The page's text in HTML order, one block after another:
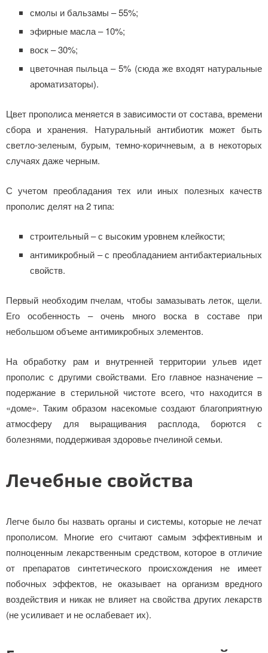
смолы и бальзамы – 55%;
эфирные масла – 10%;
воск – 30%;
цветочная пыльца – 5% (сюда же входят натуральные
ароматизаторы).
Цвет прополиса меняется в зависимости от состава, времени
сбора и хранения. Натуральный антибиотик может быть
светло-зеленым, бурым, темно-коричневым, а в некоторых
случаях даже черным.
С учетом преобладания тех или иных полезных качеств
прополис делят на 2 типа:
строительный – с высоким уровнем клейкости;
антимикробный – с преобладанием антибактериальных
свойств.
Первый необходим пчелам, чтобы замазывать леток, щели.
Его особенность – очень много воска в составе при
небольшом объеме антимикробных элементов.
На обработку рам и внутренней территории ульев идет
прополис с другими свойствами. Его главное назначение –
подержание в стерильной чистоте всего, что находится в
«доме». Таким образом насекомые создают благоприятную
атмосферу для выращивания расплода, борются с
болезнями, поддерживая здоровье пчелиной семьи.
Лечебные свойства
Легче было бы назвать органы и системы, которые не лечат
прополисом. Многие его считают самым эффективным и
полноценным лекарственным средством, которое в отличие
от препаратов синтетического происхождения не имеет
побочных эффектов, не оказывает на организм вредного
воздействия и никак не влияет на свойства других лекарств
(не усиливает и не ослабевает их).